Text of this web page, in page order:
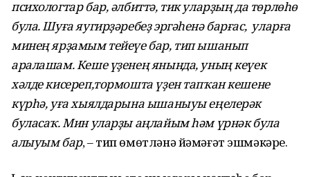
психологтар бар, әлбиттә, тик уларҙың да төрлөһө
була. Шуға яугирҙәребеҙ эргәһенә барғас, уларға
минең ярҙамым тейеүе бар, тип ышанып
аралашам. Кеше үҙенең янында, уның кеүек
хәлде кисереп,тормошта үҙен тапҡан кешене
күрһә, уға хыялдарына ышаныуы еңелерәк
буласаҡ. Мин уларҙы аңлайым һәм үрнәк була
алыуым бар, – тип өмөтләнә йәмәғәт эшмәкәре.